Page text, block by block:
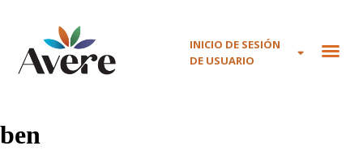
INICIO DE SESIÓN
DE USUARIO
ben